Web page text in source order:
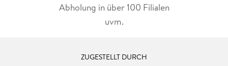
Abholung in über 100 Filialen
uvm.
ZUGESTELLT DURCH